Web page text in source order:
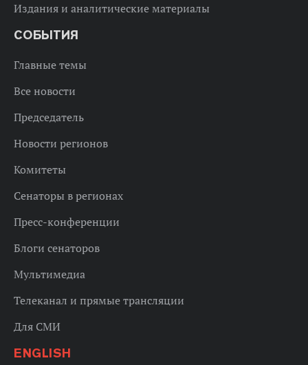
Издания и аналитические материалы
СОБЫТИЯ
Главные темы
Все новости
Председатель
Новости регионов
Комитеты
Сенаторы в регионах
Пресс-конференции
Блоги сенаторов
Мультимедиа
Телеканал и прямые трансляции
Для СМИ
ENGLISH